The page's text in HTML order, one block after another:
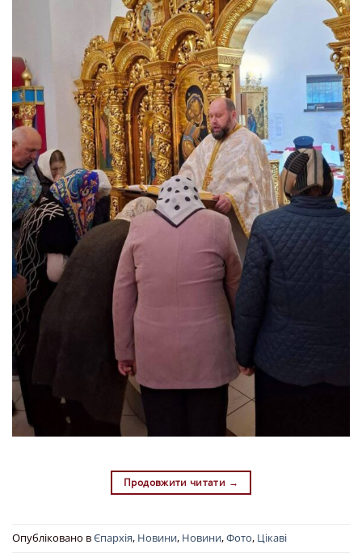
Продовжити читати →
Опубліковано вЄпархія, Новини, Новини,Фото, Цікаві